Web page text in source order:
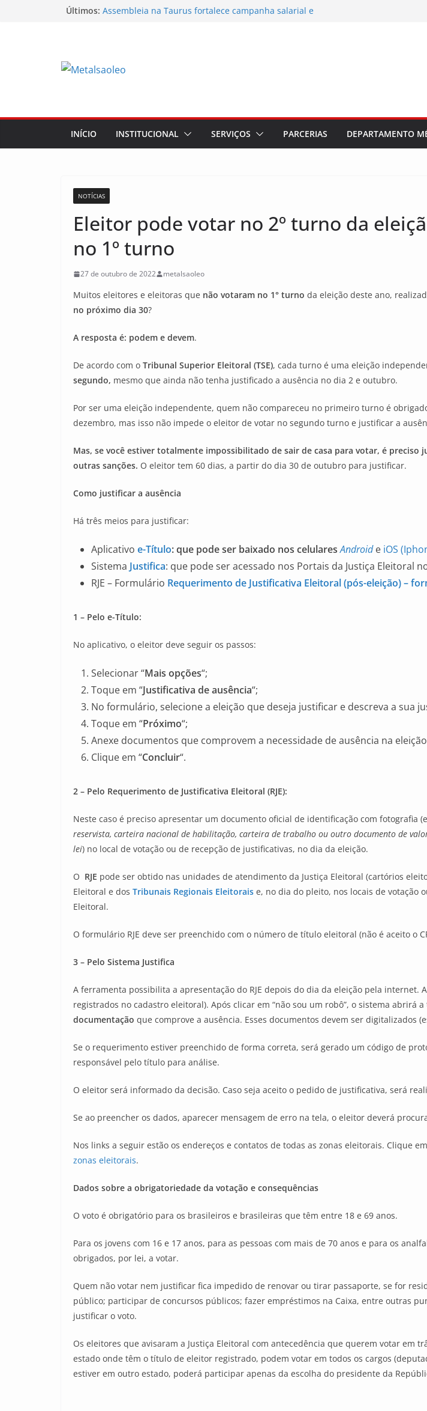
Últimos:
Assembleia na Taurus – Campanha salarial 2026/2027
Assembleia na Taurus fortalece campanha salarial e
mobilização dos metalúrgicos
Temporal destelha Ginásio Bigornão
INÍCIO INSTITUCIONAL SERVIÇOS PARCERIAS DEPARTAMENTO
NOTÍCIAS
Eleitor pode votar no 2º turno da
no 1º turno
27 de outubro de 2022 metalsaoleo
Muitos eleitores e eleitoras que não votaram no 1° turno da eleição deste ano,
no próximo dia 30?
A resposta é: podem e devem.
De acordo com o Tribunal Superior Eleitoral (TSE), cada turno é uma eleição
segundo, mesmo que ainda não tenha justificado a ausência no dia 2 e outubro.
Por ser uma eleição independente, quem não compareceu no primeiro turno é
dezembro, mas isso não impede o eleitor de votar no segundo turno e justificar a
Mas, se você estiver totalmente impossibilitado de sair de casa para votar, é
outras sanções. O eleitor tem 60 dias, a partir do dia 30 de outubro para justificar.
Como justificar a ausência
Há três meios para justificar:
Aplicativo e-Título: que pode ser baixado nos celularesAndroid e iOS
Sistema Justifica: que pode ser acessado nos Portais da Justiça Eleitoral
RJE – Formulário Requerimento de Justificativa Eleitoral (pós-eleição) –
1 – Pelo e-Título:
No aplicativo, o eleitor deve seguir os passos:
Selecionar “Mais opções“;
Toque em “Justificativa de ausência“;
No formulário, selecione a eleição que deseja justificar e descreva a sua
Toque em “Próximo“;
Anexe documentos que comprovem a necessidade de ausência na
Clique em “Concluir“.
2 – Pelo Requerimento de Justificativa Eleitoral (RJE):
Neste caso é preciso apresentar um documento oficial de identificação com fotografia (e
reservista, carteira nacional de habilitação, carteira de trabalho ou outro documento de
lei) no local de votação ou de recepção de justificativas, no dia da eleição.
O RJE pode ser obtido nas unidades de atendimento da Justiça Eleitoral (cartórios
Eleitoral e dos Tribunais Regionais Eleitorais e, no dia do pleito, nos locais de votação
Eleitoral.
O formulário RJE deve ser preenchido com o número de título eleitoral (não é aceito o
3 – Pelo Sistema Justifica
A ferramenta possibilita a apresentação do RJE depois do dia da eleição pela internet.
registrados no cadastro eleitoral). Após clicar em “não sou um robô”, o sistema abrirá
documentação que comprove a ausência. Esses documentos devem ser digitalizados
Se o requerimento estiver preenchido de forma correta, será gerado um código de
responsável pelo título para análise.
O eleitor será informado da decisão. Caso seja aceito o pedido de justificativa, será
Se ao preencher os dados, aparecer mensagem de erro na tela, o eleitor deverá
Nos links a seguir estão os endereços e contatos de todas as zonas eleitorais. Clique em
zonas eleitorais.
Dados sobre a obrigatoriedade da votação e consequências
O voto é obrigatório para os brasileiros e brasileiras que têm entre 18 e 69 anos.
Para os jovens com 16 e 17 anos, para as pessoas com mais de 70 anos e para os
obrigados, por lei, a votar.
Quem não votar nem justificar fica impedido de renovar ou tirar passaporte, se for
público; participar de concursos públicos; fazer empréstimos na Caixa, entre outras
justificar o voto.
Os eleitores que avisaram a Justiça Eleitoral com antecedência que querem votar em
estado onde têm o título de eleitor registrado, podem votar em todos os cargos
estiver em outro estado, poderá participar apenas da escolha do presidente da